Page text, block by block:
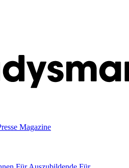
Magazine